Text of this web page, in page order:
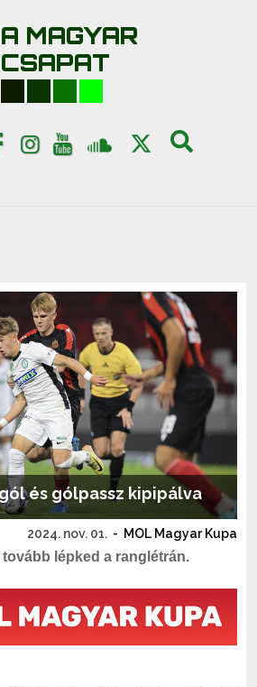
A MAGYAR
CSAPAT
és gólpassz kipipálva
2024. nov. 01. - MOL Magyar Kupa
lépked a ranglétrán.